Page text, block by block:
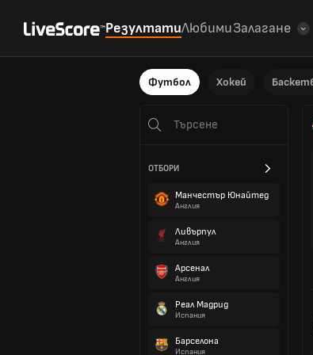
РезултатиЛюбимиЗалагане
Футбол Хокей
ОТБОРИ
Манчестър Юнайтед
Англия
Ливърпул
Англия
Арсенал
Англия
Реал Мадрид
Испания
Барселона
Испания